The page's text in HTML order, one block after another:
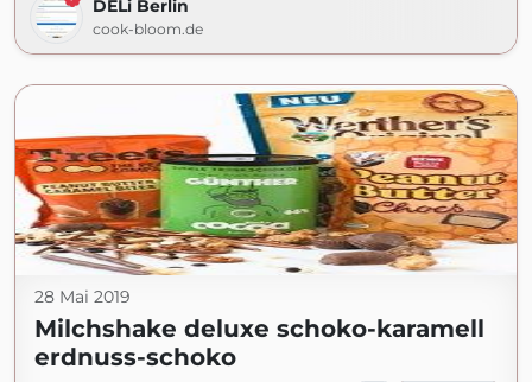
DELi Berlin
cook-bloom.de
28 Mai 2019
Milchshake deluxe schoko-karamell
erdnuss-schoko